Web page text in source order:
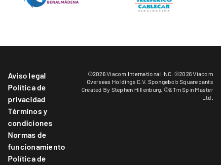
Aviso legal
Política de
privacidad
Términos y
condiciones
Normas de
funcionamiento
Política de
©2026 Viacom International INC. ©2026 Viacom
Overseas Holdings C.V. Spongebob Squarepants
Created By Stephen Hillenburg. ©&Tm Spin Master
Ltd.